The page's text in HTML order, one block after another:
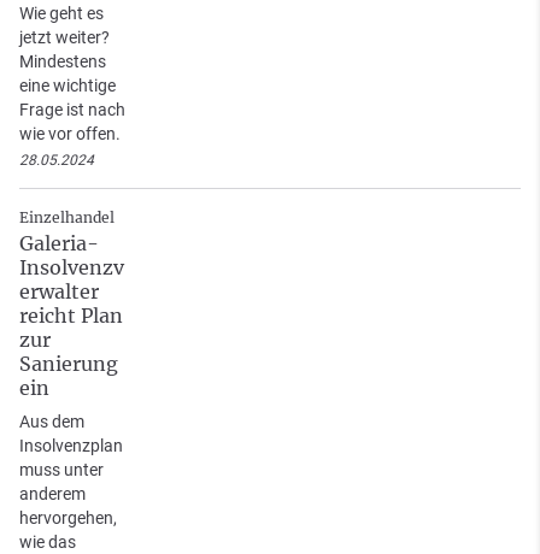
Wie geht es
jetzt weiter?
Mindestens
eine wichtige
Frage ist nach
wie vor offen.
28.05.2024
Einzelhandel
Galeria-
Insolvenzv
erwalter
reicht Plan
zur
Sanierung
ein
Aus dem
Insolvenzplan
muss unter
anderem
hervorgehen,
wie das